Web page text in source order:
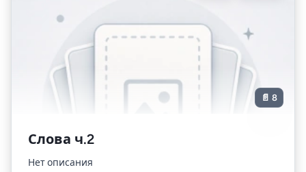
📄 8
Слова ч.2
Нет описания